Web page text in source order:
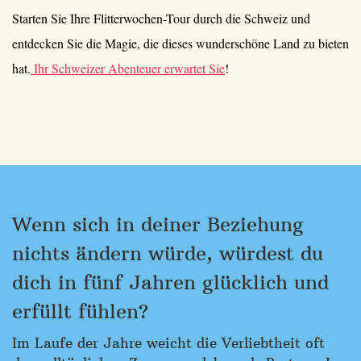
Starten Sie Ihre Flitterwochen-Tour durch die Schweiz und
entdecken Sie die Magie, die dieses wunderschöne Land zu bieten
hat. Ihr Schweizer Abenteuer erwartet Sie!
Wenn sich in deiner Beziehung
nichts ändern würde, würdest du
dich in fünf Jahren glücklich und
erfüllt fühlen?
Im Laufe der Jahre weicht die Verliebtheit oft